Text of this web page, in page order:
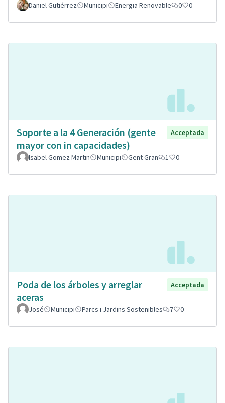
Daniel Gutiérrez Municipi Energia Renovable 0 0
Soporte a la 4 Generación (gente
mayor con in capacidades)
Acceptada
Isabel Gomez Martin Municipi Gent Gran 1 0
Poda de los árboles y arreglar
aceras
Acceptada
José Municipi Parcs i Jardins Sostenibles 7 0